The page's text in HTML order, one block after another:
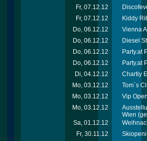
Fr, 07.12.12
Fr, 07.12.12
Kiddy
Do, 06.12.12
Vienna
Do, 06.12.12
Diesel
Do, 06.12.12
Party.at
Do, 06.12.12
Party.at
Di, 04.12.12
Chartiy
Mo, 03.12.12
Tom`s
Mo, 03.12.12
Vip
Mo, 03.12.12
Wien
Sa, 01.12.12
Fr, 30.11.12